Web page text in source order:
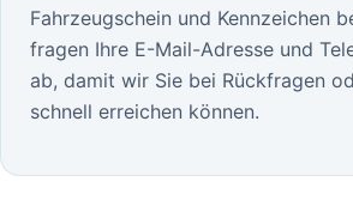
Fahrzeugschein und Kennzeichen
fragen Ihre E-Mail-Adresse und
ab, damit wir Sie bei Rückfragen
schnell erreichen können.